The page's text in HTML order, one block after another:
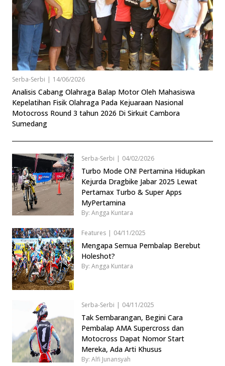
Serba-Serbi | 14/06/2026
Analisis Cabang Olahraga Balap Motor Oleh Mahasiswa
Kepelatihan Fisik Olahraga Pada Kejuaraan Nasional
Motocross Round 3 tahun 2026 Di Sirkuit Cambora
Sumedang
Serba-Serbi | 04/02/2026
Turbo Mode ON! Pertamina Hidupkan
Kejurda Dragbike Jabar 2025 Lewat
Pertamax Turbo & Super Apps
MyPertamina
By: Angga Kuntara
Features | 04/11/2025
Mengapa Semua Pembalap Berebut
Holeshot?
By: Angga Kuntara
Serba-Serbi | 04/11/2025
Tak Sembarangan, Begini Cara
Pembalap AMA Supercross dan
Motocross Dapat Nomor Start
Mereka, Ada Arti Khusus
By: Alfi Junansyah